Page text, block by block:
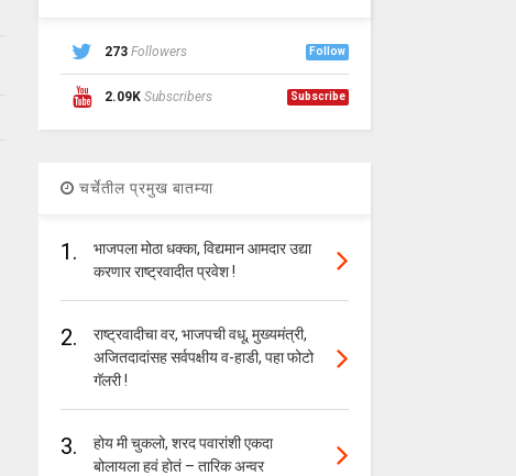
273 Followers Follow
2.09K Subscribers Subscribe
चर्चेतील प्रमुख बातम्या
1.
भाजपला मोठा धक्का, विद्यमान आमदार उद्या
करणार राष्ट्रवादीत प्रवेश !
2.
राष्ट्रवादीचा वर, भाजपची वधू, मुख्यमंत्री,
अजितदादांसह सर्वपक्षीय व-हाडी, पहा फोटो
गॅलरी !
3.
होय मी चुकलो, शरद पवारांशी एकदा
बोलायला हवं होतं – तारिक अन्वर